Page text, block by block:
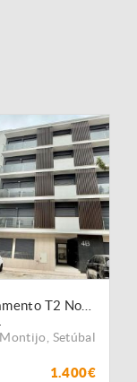
Montijo Setúbal
1.400€